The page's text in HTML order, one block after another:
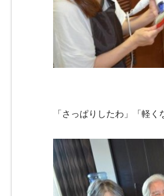
「さっぱりしたわ」「軽